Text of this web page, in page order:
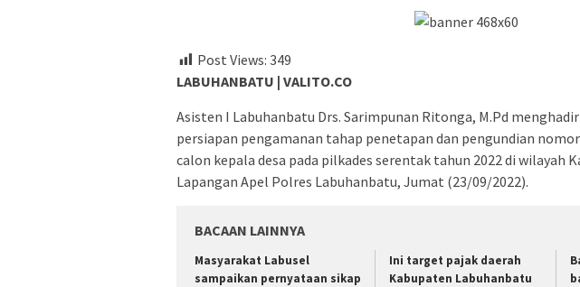
Post Views: 349
LABUHANBATU | VALITO.CO
Asisten I Labuhanbatu Drs. Sarimpunan Ritonga, M.Pd
persiapan pengamanan tahap penetapan dan pengundian
calon kepala desa pada pilkades serentak tahun 2022 di wilayah
Lapangan Apel Polres Labuhanbatu, Jumat (23/09/2022).
BACAAN LAINNYA
Masyarakat Labusel
sampaikan pernyataan sikap
Ini target pajak daerah
Kabupaten Labuhanbatu